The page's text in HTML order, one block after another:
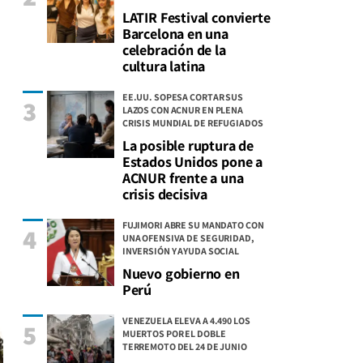
LATIR Festival convierte
Barcelona en una
celebración de la
cultura latina
EE.UU. SOPESA CORTAR SUS
LAZOS CON ACNUR EN PLENA
CRISIS MUNDIAL DE REFUGIADOS
La posible ruptura de
Estados Unidos pone a
ACNUR frente a una
crisis decisiva
3
FUJIMORI ABRE SU MANDATO CON
UNA OFENSIVA DE SEGURIDAD,
INVERSIÓN Y AYUDA SOCIAL
Nuevo gobierno en
Perú
4
VENEZUELA ELEVA A 4.490 LOS
MUERTOS POR EL DOBLE
TERREMOTO DEL 24 DE JUNIO
5